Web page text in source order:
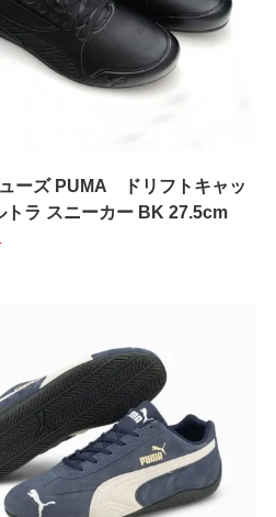
ーズ PUMA ドリフトキャッ
トラ スニーカー BK 27.5cm